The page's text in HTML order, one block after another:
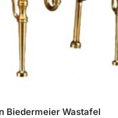
Biedermeier Wastafel